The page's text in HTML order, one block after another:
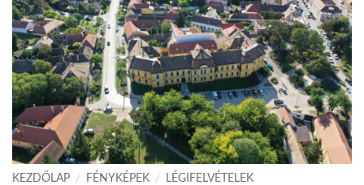
KEZDŐLAP / FÉNYKÉPEK / LÉGIFELVÉTELEK